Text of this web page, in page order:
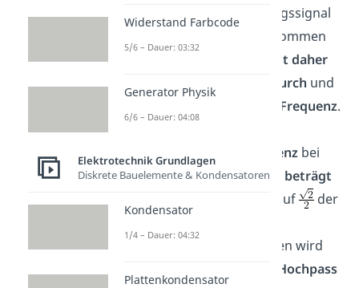
Kondensator, sein Ausgangssignal
kann am Widerstand entnommen
Hochpass lässt daher
Signale hoher Frequenz durch und
Frequenz.
Grenzfrequenz
Frequenz bei
dem dieVerstärkung -3dB beträgt
bzw. die Signalamplitude auf
der
abgefallen ist. Im Folgenden wird
RC-Hochpass
Widerstand Farbcode
5/6 – Dauer: 03:32
Generator Physik
6/6 – Dauer: 04:08
Elektrotechnik Grundlagen
Diskrete Bauelemente & Kondensatoren
Kondensator
1/4 – Dauer: 04:32
Plattenkondensator